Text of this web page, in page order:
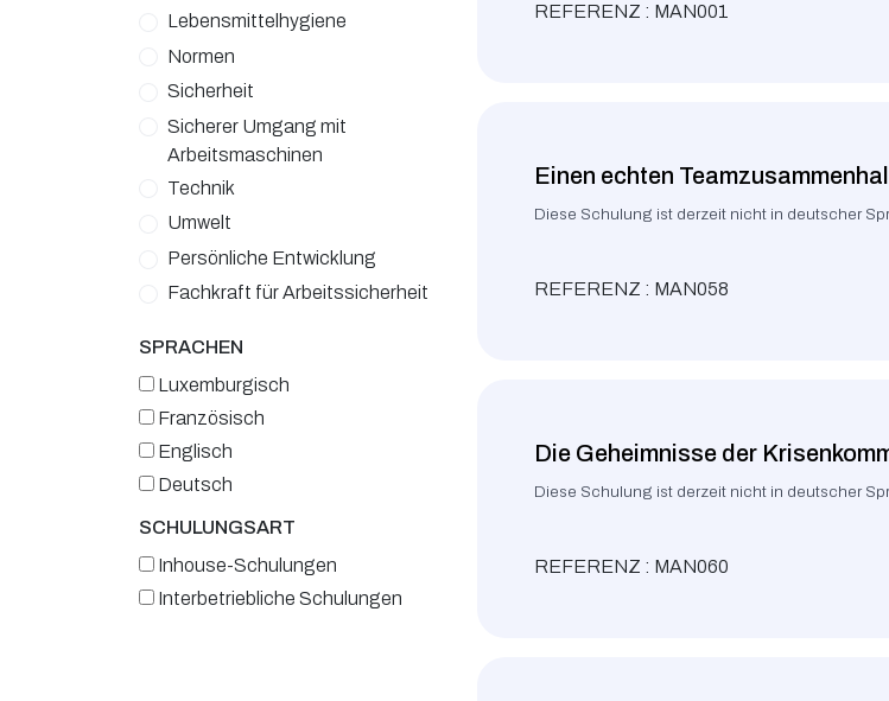
Lebensmittelhygiene
Normen
Sicherheit
Sicherer Umgang mit
Arbeitsmaschinen
Technik
Umwelt
Persönliche Entwicklung
Fachkraft für Arbeitssicherheit
SPRACHEN
Luxemburgisch
Französisch
Englisch
Deutsch
SCHULUNGSART
Inhouse-Schulungen
Interbetriebliche Schulungen
REFERENZ : MAN001
Einen echten
Diese Schulung ist derzeit nicht in deutscher
REFERENZ : MAN058
Die Geheimnisse der
Diese Schulung ist derzeit nicht in deutscher
REFERENZ : MAN060